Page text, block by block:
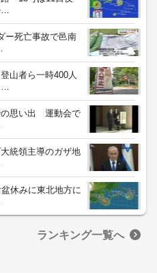
…
ー死亡事故で邑南
山者ら一時400人
…
の思い出 運動会で
統領主導のガザ地
盆休みに東北地方に
ランキング一覧へ